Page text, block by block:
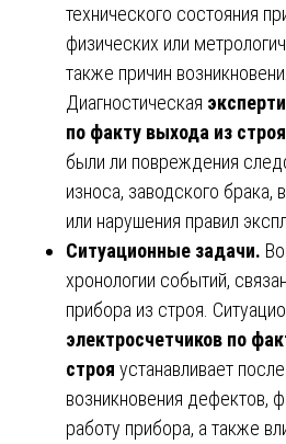
технического состояния
физических или
также причин
Диагностическая
по факту выхода из строя
были ли повреждения
износа, заводского брака,
или нарушения правил
Ситуационные задачи.
хронологии событий,
прибора из строя.
электросчетчиков по
строя устанавливает
возникновения дефектов,
работу прибора, а также